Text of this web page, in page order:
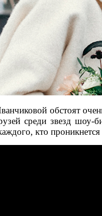
обстоят
среди звезд
кто